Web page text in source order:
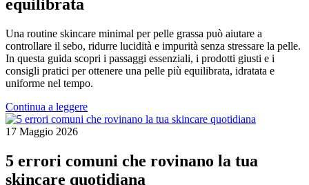
equilibrata
Una routine skincare minimal per pelle grassa può aiutare a
controllare il sebo, ridurre lucidità e impurità senza stressare la pelle.
In questa guida scopri i passaggi essenziali, i prodotti giusti e i
consigli pratici per ottenere una pelle più equilibrata, idratata e
uniforme nel tempo.
Continua a leggere
17 Maggio 2026
5 errori comuni che rovinano la tua
skincare quotidiana